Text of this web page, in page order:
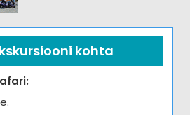
kohta